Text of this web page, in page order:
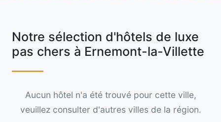
Notre sélection d'hôtels de luxe
pas chers à Ernemont-la-Villette
Aucun hôtel n'a été trouvé pour cette ville,
veuillez consulter d'autres villes de la région.